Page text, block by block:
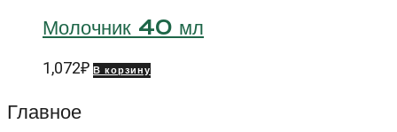
Молочник 40 мл
1,072₽ В корзину
Главное